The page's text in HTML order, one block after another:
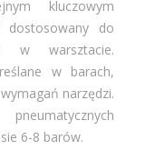
kluczowym
dostosowany do
w warsztacie​​.
w barach,
narzędzi.
6-8 barów​​.